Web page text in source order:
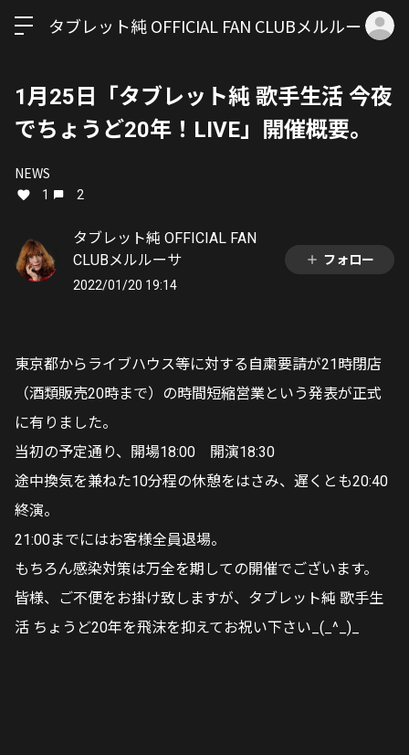
タブレット純 OFFICIAL FAN CLUBメルルーサ
1月25日「タブレット純 歌手生活 今夜
でちょうど20年！LIVE」開催概要。
NEWS
1 2
タブレット純 OFFICIAL FAN
CLUBメルルーサ
2022/01/20 19:14
フォロー
東京都からライブハウス等に対する自粛要請が21時閉店
（酒類販売20時まで）の時間短縮営業という発表が正式
に有りました。
当初の予定通り、開場18:00 開演18:30
途中換気を兼ねた10分程の休憩をはさみ、遅くとも20:40
終演。
21:00までにはお客様全員退場。
もちろん感染対策は万全を期しての開催でございます。
皆様、ご不便をお掛け致しますが、タブレット純 歌手生
活 ちょうど20年を飛沫を抑えてお祝い下さい_(_^_)_